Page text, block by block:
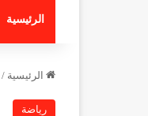
الرئيسية
الرئيسية /
رياضة